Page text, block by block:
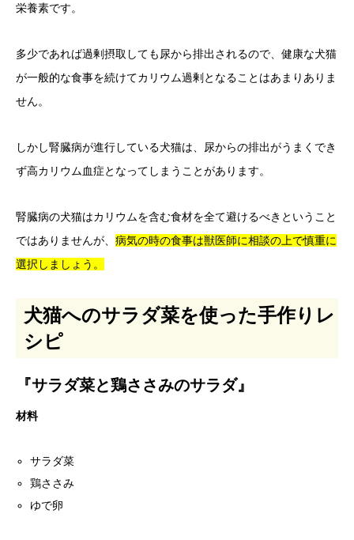
栄養素です。
多少であれば過剰摂取しても尿から排出されるので、健康な犬猫
が一般的な食事を続けてカリウム過剰となることはあまりありま
せん。
しかし腎臓病が進行している犬猫は、尿からの排出がうまくでき
ず高カリウム血症となってしまうことがあります。
腎臓病の犬猫はカリウムを含む食材を全て避けるべきということ
ではありませんが、 病気の時の食事は獣医師に相談の上で慎重に
選択しましょう。
犬猫へのサラダ菜を使った手作りレ
シピ
『サラダ菜と鶏ささみのサラダ』
材料
サラダ菜
鶏ささみ
ゆで卵